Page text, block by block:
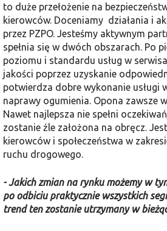
to duże przełożenie na
kierowców. Doceniamy działania i
przez PZPO. Jesteśmy aktywnym
spełnia się w dwóch obszarach. Po
poziomu i standardu usług w
jakości poprzez uzyskanie
potwierdza dobre wykonanie usługi
naprawy ogumienia. Opona zawsze
Nawet najlepsza nie spełni
zostanie źle założona na obręcz.
kierowców i społeczeństwa w
ruchu drogowego.
- Jakich zmian na rynku możemy w
po odbiciu praktycznie wszystkich
trend ten zostanie utrzymany w